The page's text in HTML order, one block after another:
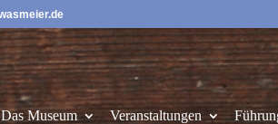
Das Museum Veranstaltungen